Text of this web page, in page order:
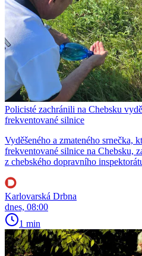
Policisté zachránili na Chebsku
frekventované silnice
Vyděšeného a zmateného srnečka,
frekventované silnice na Chebsku,
z chebského dopravního
Karlovarská Drbna
dnes, 08:00
1 min